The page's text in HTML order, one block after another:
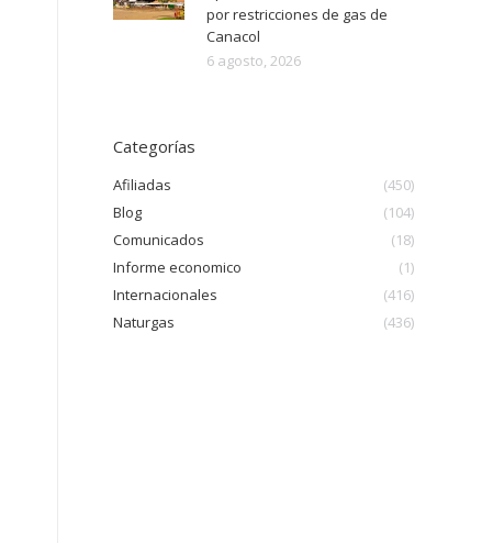
por restricciones de gas de
Canacol
6 agosto, 2026
Categorías
Afiliadas
(450)
Blog
(104)
Comunicados
(18)
Informe economico
(1)
Internacionales
(416)
Naturgas
(436)